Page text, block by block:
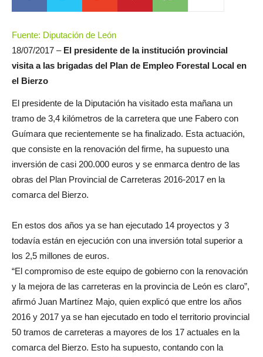
Fuente: Diputación de León
18/07/2017 – El presidente de la institución provincial
visita a las brigadas del Plan de Empleo Forestal Local en
el Bierzo
El presidente de la Diputación ha visitado esta mañana un
tramo de 3,4 kilómetros de la carretera que une Fabero con
Guímara que recientemente se ha finalizado. Esta actuación,
que consiste en la renovación del firme, ha supuesto una
inversión de casi 200.000 euros y se enmarca dentro de las
obras del Plan Provincial de Carreteras 2016-2017 en la
comarca del Bierzo.
En estos dos años ya se han ejecutado 14 proyectos y 3
todavía están en ejecución con una inversión total superior a
los 2,5 millones de euros.
“El compromiso de este equipo de gobierno con la renovación
y la mejora de las carreteras en la provincia de León es claro”,
afirmó Juan Martínez Majo, quien explicó que entre los años
2016 y 2017 ya se han ejecutado en todo el territorio provincial
50 tramos de carreteras a mayores de los 17 actuales en la
comarca del Bierzo. Esto ha supuesto, contando con la